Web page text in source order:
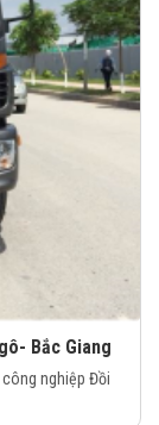
Bắc Giang
nghiệp Đồi